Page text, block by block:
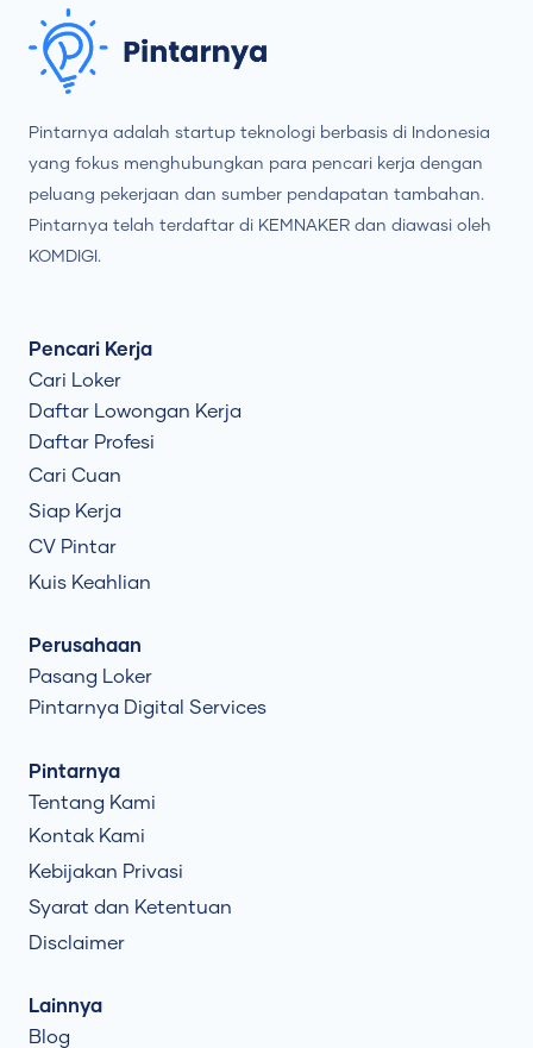
Pintarnya adalah startup teknologi berbasis di Indonesia
yang fokus menghubungkan para pencari kerja dengan
peluang pekerjaan dan sumber pendapatan tambahan.
Pintarnya telah terdaftar di KEMNAKER dan diawasi oleh
KOMDIGI.
Pencari Kerja
Cari Loker
Daftar Lowongan Kerja
Daftar Profesi
Cari Cuan
Siap Kerja
CV Pintar
Kuis Keahlian
Perusahaan
Pasang Loker
Pintarnya Digital Services
Pintarnya
Tentang Kami
Kontak Kami
Kebijakan Privasi
Syarat dan Ketentuan
Disclaimer
Lainnya
Blog